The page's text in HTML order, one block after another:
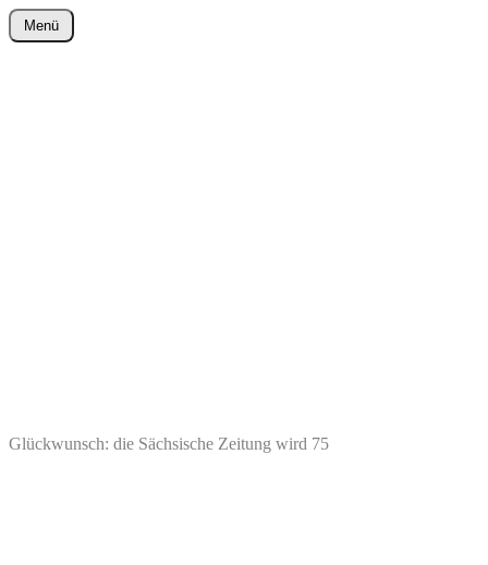
wurster-cartoon-blog.de
Menü
Zum
Inhalt
Glückwunsch: die Sächsische Zeitung wird 75